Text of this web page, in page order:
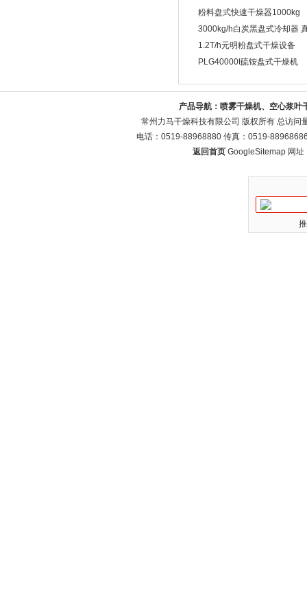
粉料盘式快速干燥器1000kg
3000kg/h白炭黑盘式冷却器
1.2T/h元明粉盘式干燥设备
PLG40000t硫铵盘式干燥机
产品导航： 喷雾干燥机、空心浆叶
常州力马干燥科技有限公司 版权所有 总访问
电话：0519-88968880 传真：0519-
返回首页 GoogleSitemap 网